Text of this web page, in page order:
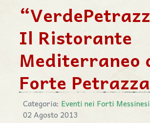
Il Ristorante
Mediterraneo
Forte Petrazza
Categoria: Eventi nei Forti Messinesi
02 Agosto 2013